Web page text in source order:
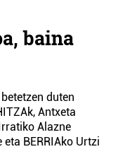
baina
duten
Antxeta
Alazne
BERRIAko Urtzi